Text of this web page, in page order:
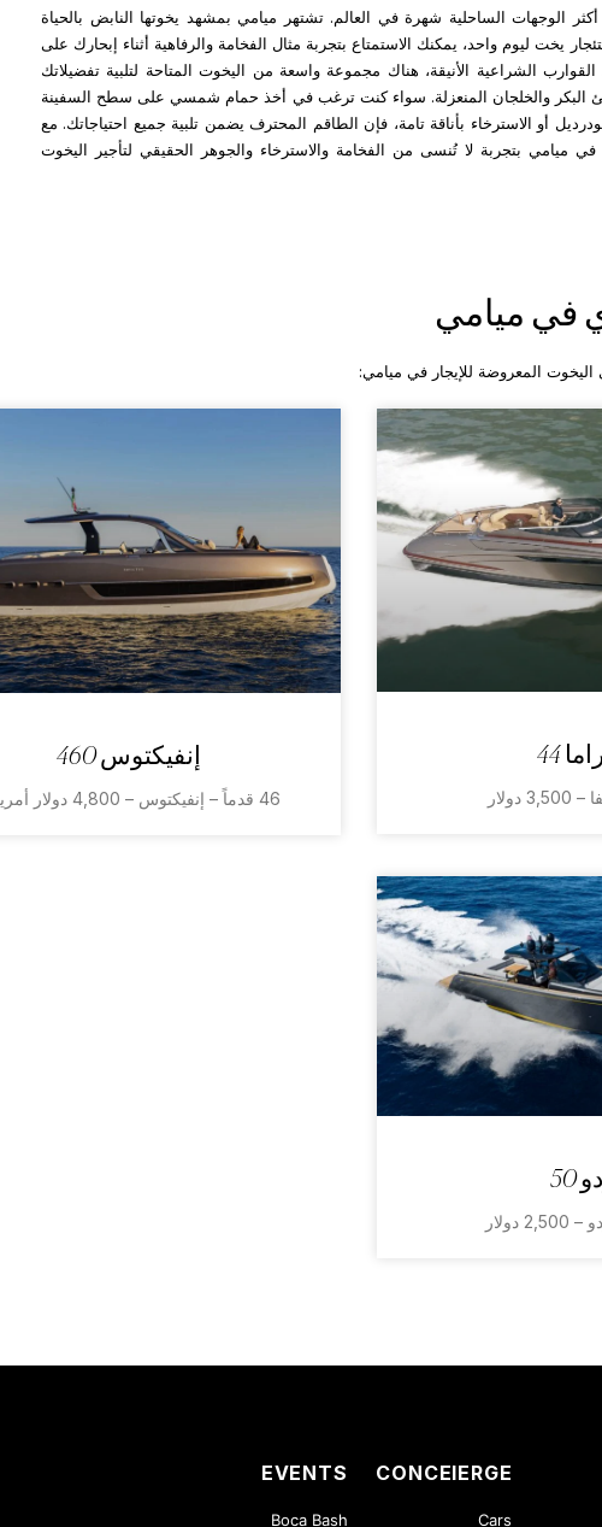
الوجهات الساحلية شهرة في العالم. تشتهر ميامي بمشهد يخوتها النابض بالحياة
يخت ليوم واحد، يمكنك الاستمتاع بتجربة مثال الفخامة والرفاهية أثناء إبحارك على
الشراعية الأنيقة، هناك مجموعة واسعة من اليخوت المتاحة لتلبية تفضيلاتك
البكر والخلجان المنعزلة. سواء كنت ترغب في أخذ حمام شمسي على سطح السفينة
أو الاسترخاء بأناقة تامة، فإن الطاقم المحترف يضمن تلبية جميع احتياجاتك. مع
بتجربة لا تُنسى من الفخامة والاسترخاء والجوهر الحقيقي لتأجير اليخوت
في ميامي
المعروضة للإيجار في ميامي:
44 إنفيكتوس 460
46 قدماً – إنفيكتوس – 4,800 دولار أمريكي
50
CONCEIERGE
Cars
EVENTS
Boca Bash